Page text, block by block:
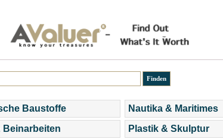
Baustoffe
Beinarbeiten
Nautika & Maritimes
Plastik & Skulptur